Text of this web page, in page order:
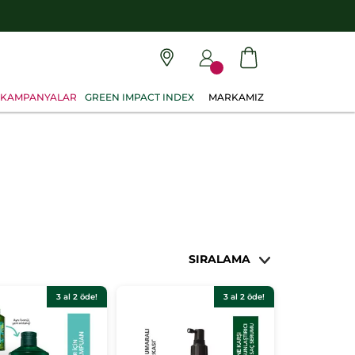
KAMPANYALAR GREEN IMPACT INDEX MARKAMIZ
SIRALAMA
3 al 2 öde! 3 al 2 öde!